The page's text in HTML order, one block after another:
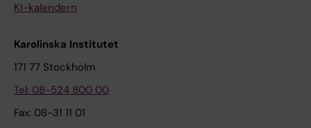
KI-kalendern
Karolinska Institutet
171 77 Stockholm
Tel: 08-524 800 00
Fax: 08-31 11 01